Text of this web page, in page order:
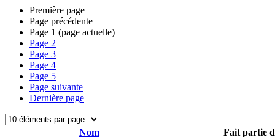
Première page
Page précédente
Page 1 (page actuelle)
Page 2
Page 3
Page 4
Page 5
Page suivante
Dernière page
Nom
Fait partie